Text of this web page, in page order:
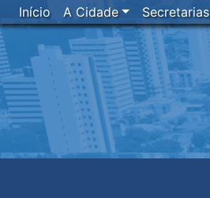
Início A Cidade Secretarias